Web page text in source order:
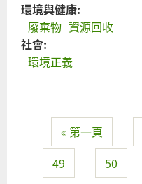
環境與健康:
廢棄物 資源回收
社會:
環境正義
頁面« 第一頁
49
50